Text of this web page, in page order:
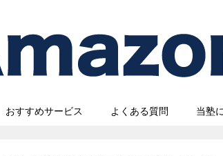
おすすめサービス よくある質問 当塾